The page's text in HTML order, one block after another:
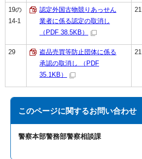
19の
14-1
認定外国古物競りあっせん
業者に係る認定の取消し
（PDF 38.5KB）
21
29
盗品売買等防止団体に係る
承認の取消し （PDF
35.1KB）
21
このページに関するお問い合わせ
警察本部警務部警察相談課